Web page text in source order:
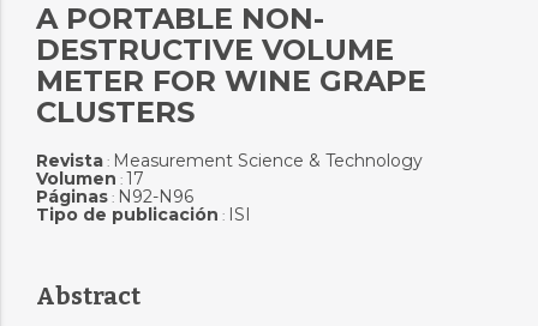
A PORTABLE NON-
DESTRUCTIVE VOLUME
METER FOR WINE GRAPE
CLUSTERS
Revista: Measurement Science & Technology
Volumen : 17
Páginas: N92-N96
Tipo de publicación : ISI
Abstract